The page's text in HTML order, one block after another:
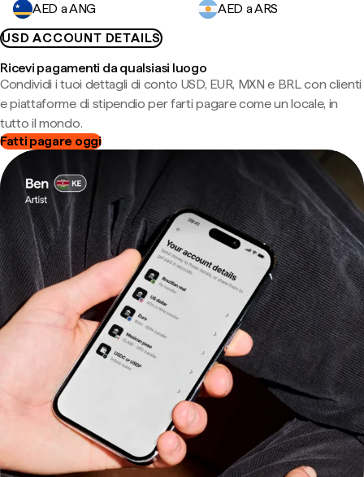
AED a ANG
AED a ARS
USD ACCOUNT DETAILS
Ricevi pagamenti da qualsiasi luogo
Condividi i tuoi dettagli di conto USD, EUR, MXN e BRL con clienti
e piattaforme di stipendio per farti pagare come un locale, in
tutto il mondo.
Fatti pagare oggi